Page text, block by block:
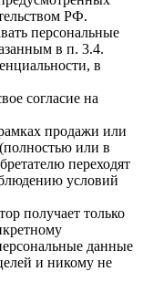
РФ.
персональные
в п. 3.4.
в
согласие на
продажи или
или в
переходят
условий
получает только
данные
и никому не